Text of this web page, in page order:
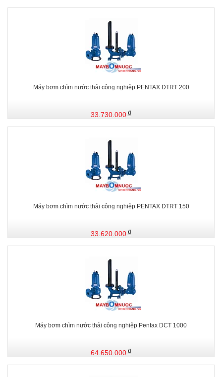
Máy bơm chìm nước thải công nghiệp PENTAX DTRT 200
33.730.000
Máy bơm chìm nước thải công nghiệp PENTAX DTRT 150
33.620.000
Máy bơm chìm nước thải công nghiệp Pentax DCT 1000
64.650.000